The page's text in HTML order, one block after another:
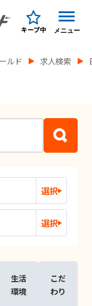
キープ中 メニュー
ルド 求人検索
選択
選択
生活
環境
こだ
わり